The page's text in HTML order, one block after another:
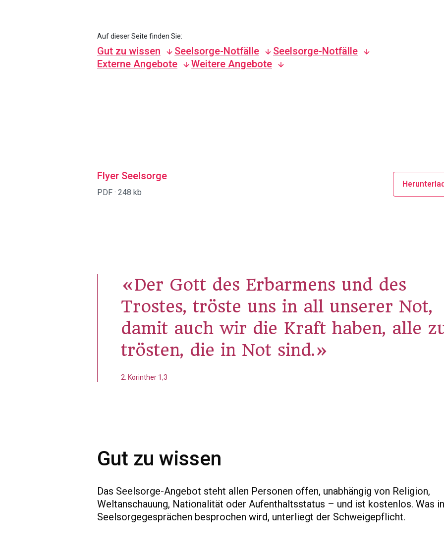
Auf dieser Seite finden Sie:
Gut zu wissen Seelsorge-Notfälle
Seelsorge-Notfälle
Externe Angebote
Weitere Angebote
Flyer Seelsorge
PDF · 248 kb
«Der Gott des Erbarmens und des
Trostes, tröste uns in all unserer Not,
damit auch wir die Kraft haben, alle
trösten, die in Not sind.»
2. Korinther 1,3
Gut zu wissen
Das Seelsorge-Angebot steht allen Personen offen, unabhängig von Religion,
Weltanschauung, Nationalität oder Aufenthaltsstatus – und ist kostenlos. Was
Seelsorgegesprächen besprochen wird, unterliegt der Schweigepflicht.